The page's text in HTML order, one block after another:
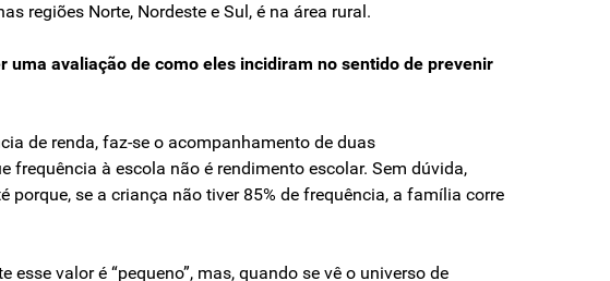
regiões Norte, Nordeste e Sul, é na área rural.
avaliação de como eles incidiram no sentido de prevenir
de renda, faz-se o acompanhamento de duas
à escola não é rendimento escolar. Sem dúvida,
se a criança não tiver 85% de frequência, a família corre
valor é “pequeno”, mas, quando se vê o universo de